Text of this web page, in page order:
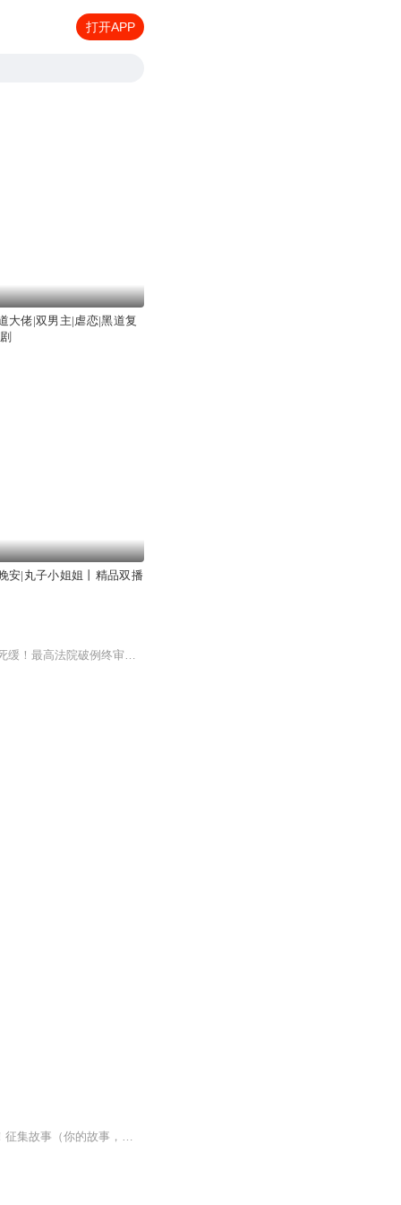
打开APP
大佬|双男主|虐恋|黑道复
安|丸子小姐姐丨精品双播
刘涌黑社会集团覆灭纪实，刘涌到底该不该死？铁岭中级法院一审死刑！辽宁高级法院终审死缓！最高法院破例终审后的终审死刑！谁说刘涌死不了！“砰！”枪响了，子弹打向天花板……枪声惊了张晓伟、孙乃宏、刘正岩3个人，他们看见包房里一阵混乱。刘涌等好几...
用声音治愈每一个孤独症患者，每一个失眠的夜里，我都在直播间等你，每晚22:00……!！！征集故事（你的故事，你想听我读的故事）人生何止七味，我爱你百感交集……...